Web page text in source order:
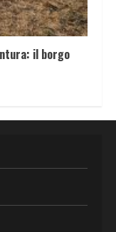
il borgo